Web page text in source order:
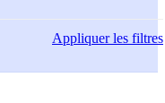
Appliquerles filtres